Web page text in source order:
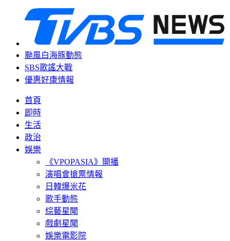
颱風白海豚動態
SBS歌謠大戰
優惠好康情報
首頁
即時
生活
政治
娛樂
《VPOPASIA》開播
演唱會搶票情報
日韓爆米花
歌手動態
綜藝星聞
戲劇星聞
娛樂電影院